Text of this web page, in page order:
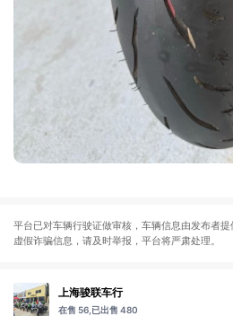
平台已对车辆行驶证做审核，车辆信息由发布者
虚假诈骗信息，请及时举报，平台将严肃处理。
上海骏联车行
在售 56, 已出售 480